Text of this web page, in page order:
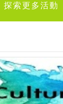
探索更多活動